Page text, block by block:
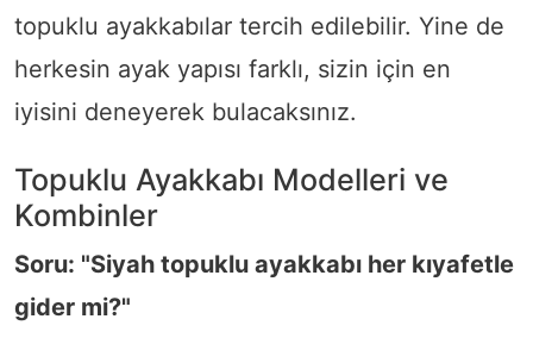
topuklu ayakkabılar tercih edilebilir. Yine de
herkesin ayak yapısı farklı, sizin için en
iyisini deneyerek bulacaksınız.
Topuklu Ayakkabı Modelleri ve
Kombinler
Soru: "Siyah topuklu ayakkabı her kıyafetle
gider mi?"